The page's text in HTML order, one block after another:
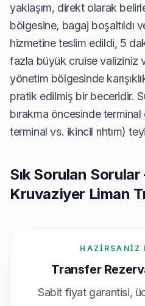
yaklaşım, direkt olarak
bölgesine, bagaj boşaltıldı
hizmetine teslim edildi, 5
fazla büyük cruise valiziniz
yönetim bölgesinde
pratik edilmiş bir beceridir.
bırakma öncesinde
terminal vs. ikincil rıhtım)
Sık Sorulan
Kruvaziyer Liman
HAZIRSANIZ
Transfer
Sabit fiyat garantisi,